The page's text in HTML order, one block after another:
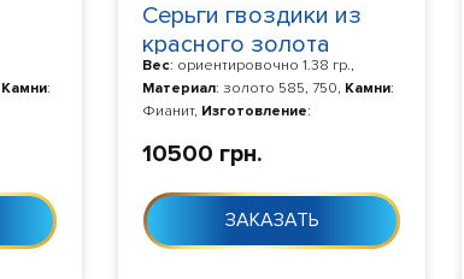
Камни:
Серьги гвоздики из
красного золота
Вес: ориентировочно 1.38 гр.,
Материал: золото 585, 750, Камни:
Фианит, Изготовление:
заказа
10500 грн.
ЗАКАЗАТЬ